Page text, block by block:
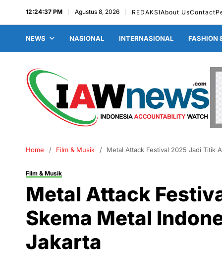
12:24:38 PM Agustus 8, 2026 REDAKSIAbout UsContact
NEWS NASIONAL INTERNASIONAL FASHION
Home Film & Musik Metal Attack Festival 2025 Jadi Titik
Film & Musik
Metal Attack
Skema Metal
Jakarta